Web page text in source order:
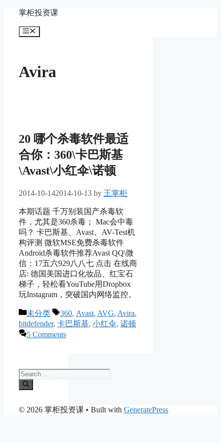
content
掌柜投资课
Menu
Avira
20 哪个杀毒软件最适
合你：360\卡巴斯基
\Avast\小红伞\诺顿
2014-10-142014-10-13 by 王掌柜
本期话题 千万别装国产杀毒软
件，尤其是360杀毒； Mac会中毒
吗？ 卡巴斯基、Avast、AV-Test机
构评测 微软MSE免费杀毒软件
Android杀毒软件推荐Avast QQ\微
信：17五六929八八七 点击 在线商
店: 德国美国进口化妆品、红宝石
梯子，轻松看YouTube用Dropbox
玩Instagram，突破国内网络监控。
Categories
未分类 Tags
360, Avast, AVG, Avira,
bitdefender, 卡巴斯基, 小红伞, 诺顿
5 Comments
Search
for:
© 2026 掌柜投资课 • Built with GeneratePress